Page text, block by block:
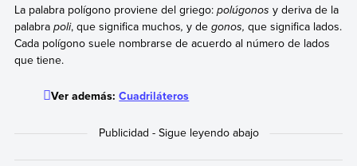
La palabra polígono proviene del griego: polúgonos y deriva de la
palabra poli, que significa muchos, y de gonos, que significa lados.
Cada polígono suele nombrarse de acuerdo al número de lados
que tiene.
Ver además:Cuadriláteros